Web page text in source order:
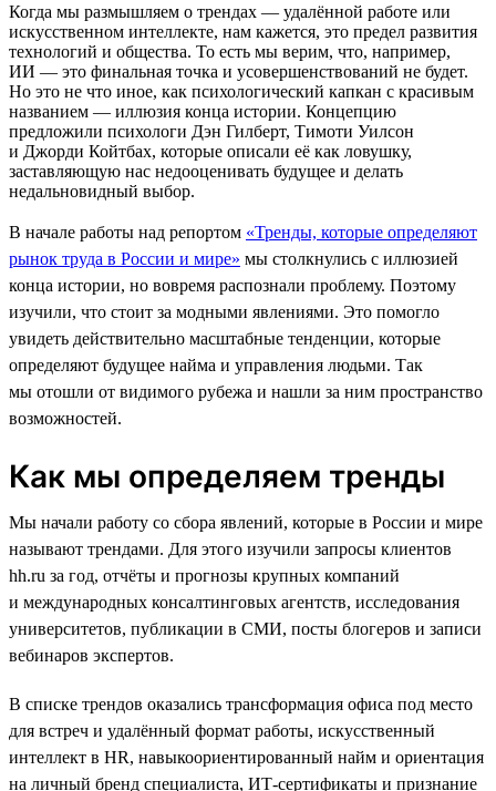
Когда мы размышляем о трендах — удалённой работе или
искусственном интеллекте, нам кажется, это предел развития
технологий и общества. То есть мы верим, что, например,
ИИ — это финальная точка и усовершенствований не будет.
Но это не что иное, как психологический капкан с красивым
названием — иллюзия конца истории. Концепцию
предложили психологи Дэн Гилберт, Тимоти Уилсон
и Джорди Койтбах, которые описали её как ловушку,
заставляющую нас недооценивать будущее и делать
недальновидный выбор.
В начале работы над репортом «Тренды, которые определяют
рынок труда в России и мире» мы столкнулись с иллюзией
конца истории, но вовремя распознали проблему. Поэтому
изучили, что стоит за модными явлениями. Это помогло
увидеть действительно масштабные тенденции, которые
определяют будущее найма и управления людьми. Так
мы отошли от видимого рубежа и нашли за ним пространство
возможностей.
Как мы определяем тренды
Мы начали работу со сбора явлений, которые в России и мире
называют трендами. Для этого изучили запросы клиентов
hh.ru за год, отчёты и прогнозы крупных компаний
и международных консалтинговых агентств, исследования
университетов, публикации в СМИ, посты блогеров и записи
вебинаров экспертов.
В списке трендов оказались трансформация офиса под место
для встреч и удалённый формат работы, искусственный
интеллект в HR, навыкоориентированный найм и ориентация
на личный бренд специалиста, ИТ-сертификаты и признание